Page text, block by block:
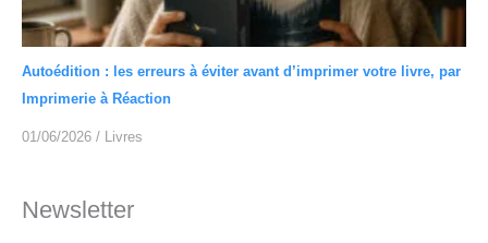
Autoédition : les erreurs à éviter avant d’imprimer votre livre, par
Imprimerie à Réaction
01/06/2026 / Livres
Newsletter